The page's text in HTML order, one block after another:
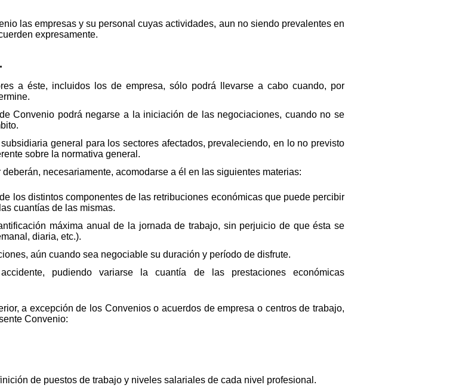
las empresas y su personal cuyas actividades, aun no siendo prevalentes en
expresamente.
a éste, incluidos los de empresa, sólo podrá llevarse a cabo cuando, por
Convenio podrá negarse a la iniciación de las negociaciones, cuando no se
general para los sectores afectados, prevaleciendo, en lo no previsto
sobre la normativa general.
necesariamente, acomodarse a él en las siguientes materias:
los distintos componentes de las retribuciones económicas que puede percibir
cuantías de las mismas.
máxima anual de la jornada de trabajo, sin perjuicio de que ésta se
diaria, etc.).
aún cuando sea negociable su duración y período de disfrute.
pudiendo variarse la cuantía de las prestaciones económicas
a excepción de los Convenios o acuerdos de empresa o centros de trabajo,
Convenio:
de puestos de trabajo y niveles salariales de cada nivel profesional.